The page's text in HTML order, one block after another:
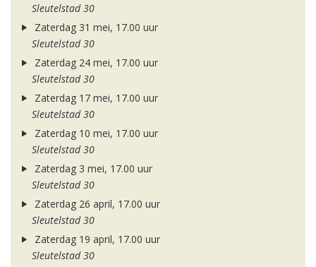
Sleutelstad 30
Zaterdag 31 mei, 17.00 uur
Sleutelstad 30
Zaterdag 24 mei, 17.00 uur
Sleutelstad 30
Zaterdag 17 mei, 17.00 uur
Sleutelstad 30
Zaterdag 10 mei, 17.00 uur
Sleutelstad 30
Zaterdag 3 mei, 17.00 uur
Sleutelstad 30
Zaterdag 26 april, 17.00 uur
Sleutelstad 30
Zaterdag 19 april, 17.00 uur
Sleutelstad 30